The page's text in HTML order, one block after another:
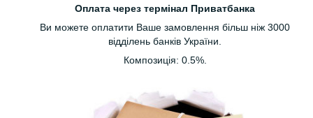
Оплата через термінал Приватбанка
Ви можете оплатити Ваше замовлення більш ніж 3000
відділень банків України.
Композиція: 0.5%.